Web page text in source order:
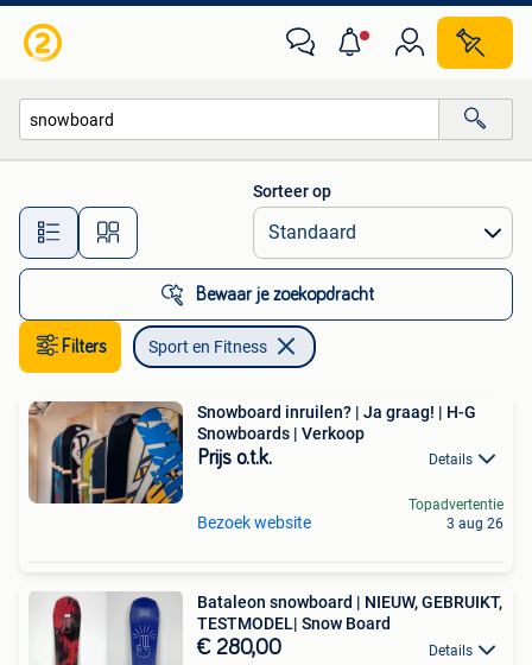
Alle afstanden…
Sorteer op
Bewaar je zoekopdracht
Filters Sport en Fitness
Snowboard inruilen? | Ja graag! | H-G
Snowboards | Verkoop
Prijs o.t.k. Details
Bezoek website
Topadvertentie
3 aug 26
Bataleon snowboard | NIEUW, GEBRUIKT,
TESTMODEL| Snow Board
€ 280,00 Details